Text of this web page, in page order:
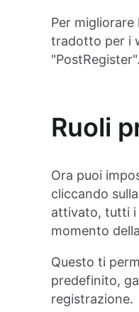
Per
tradotto per i
"PostRegister".
Ruoli
Ora puoi
cliccando
attivato, tutti i
momento
Questo ti
predefinito,
registrazione.